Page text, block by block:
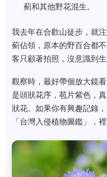
薊和其他野花混生。
我去年在合歡山徒步，就
薊佔領，原本的野百合都
客只顧著拍照，沒意識到生
觀察時，最好帶個放大鏡
是頭狀花序，苞片紫色，
狀花。如果你有興趣記錄
「台灣入侵植物圖鑑」，